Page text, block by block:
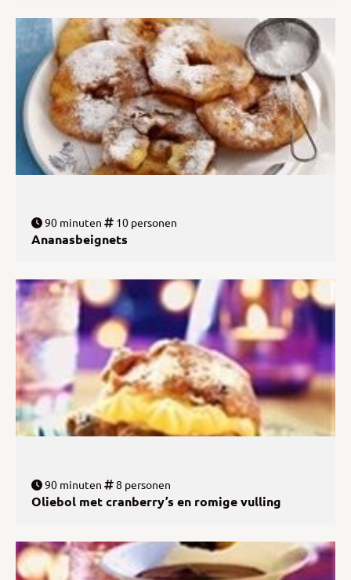
90 minuten 10 personen
Ananasbeignets
90 minuten 8 personen
Oliebol met cranberry’s en romige vulling